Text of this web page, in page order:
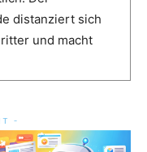
distanziert sich
und macht
-